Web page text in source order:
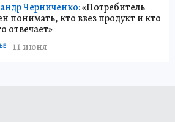
Черниченко:«Потребитель
понимать, кто ввез продукт и кто
отвечает»
11 июня